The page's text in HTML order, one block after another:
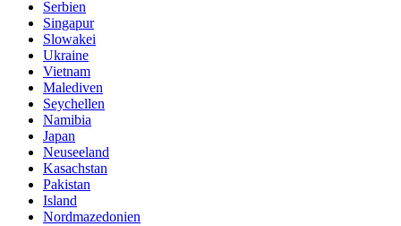
Serbien
Singapur
Slowakei
Ukraine
Vietnam
Malediven
Seychellen
Namibia
Japan
Neuseeland
Kasachstan
Pakistan
Island
Nordmazedonien